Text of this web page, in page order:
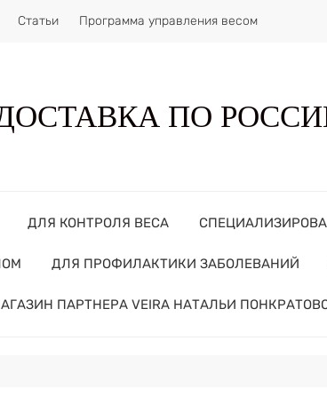
Статьи Программа управления весом
ПО
ДЛЯ КОНТРОЛЯ ВЕСА
ДЛЯ ПРОФИЛАКТИКИ ЗАБОЛЕВАНИЙ
ПАРТНЕРА VEIRA НАТАЛЬИ